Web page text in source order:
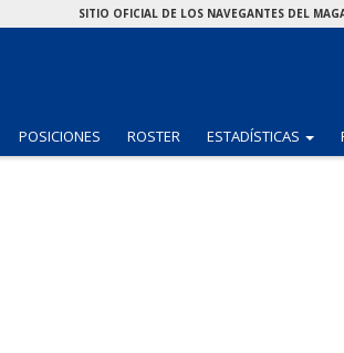
SITIO OFICIAL DE LOS NAVEGANTES DEL
POSICIONES ROSTER ESTADÍSTICAS